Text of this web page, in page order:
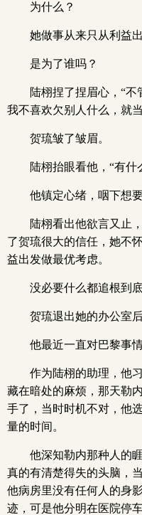
为什么？
她做事从来只从利益出
是为了谁吗？
陆栩捏了捏眉心，“不
我不喜欢欠别人什么，就
贺琉皱了皱眉。
陆栩抬眼看他，“有什
他镇定心绪，咽下想
陆栩看出他欲言又止
了贺琉很大的信任，她不
益出发做最优考虑。
没必要什么都追根到
贺琉退出她的办公室
他最近一直对巴黎事
作为陆栩的助理，他
藏在暗处的麻烦，那天勒
手了，当时时机不对，他
量的时间。
他深知勒内那种人的
真的有清楚得失的头脑，
他病房里没有任何人的身
迹，可是他分明在医院停